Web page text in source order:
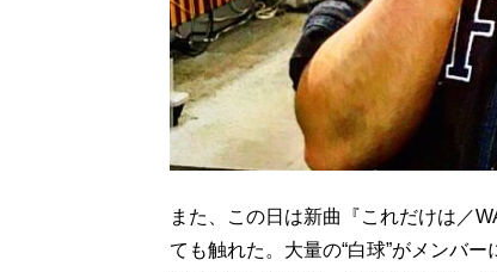
また、この日は新曲『これだけは／
ても触れた。大量の“白球”がメンバ